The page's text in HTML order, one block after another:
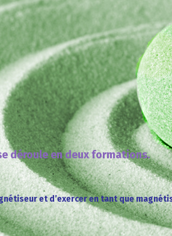
déroule en deux formations.
et d’exercer en tant que